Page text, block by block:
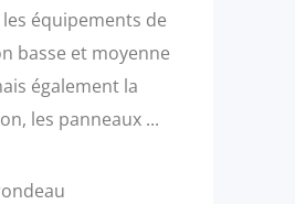
équipements de
basse et moyenne
également la
les panneaux